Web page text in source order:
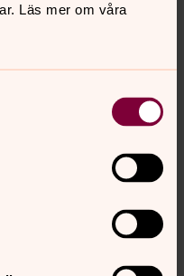
Läs mer om våra